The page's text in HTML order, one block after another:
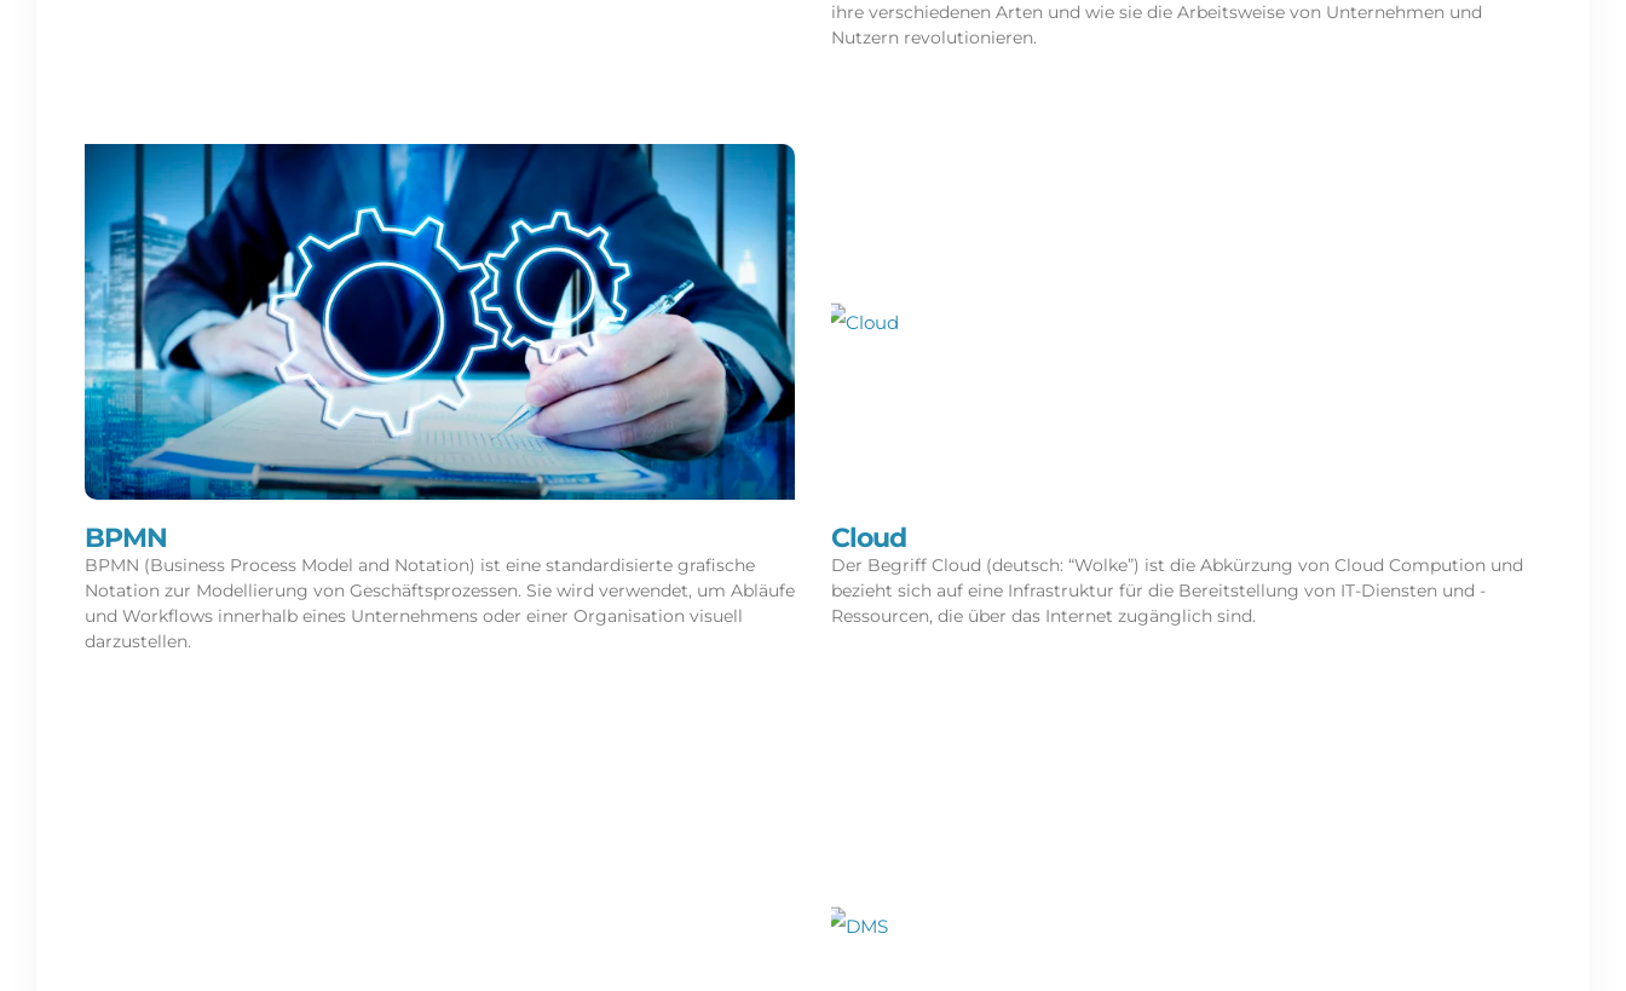
ihre verschiedenen Arten und wie sie die Arbeitsweise von Unternehmen und
Nutzern revolutionieren.
BPMN
BPMN (Business Process Model and Notation) ist eine standardisierte grafische
Notation zur Modellierung von Geschäftsprozessen. Sie wird verwendet, um Abläufe
und Workflows innerhalb eines Unternehmens oder einer Organisation visuell
darzustellen.
Cloud
Der Begriff Cloud (deutsch: “Wolke”) ist die Abkürzung von Cloud Compution und
bezieht sich auf eine Infrastruktur für die Bereitstellung von IT-Diensten und -
Ressourcen, die über das Internet zugänglich sind.